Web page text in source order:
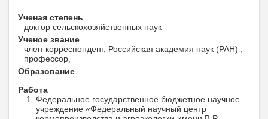
Ученая степень
доктор сельскохозяйственных наук
Ученое звание
член-корреспондент, Российская академия наук (РАН) ,
профессор,
Образование
Работа
Федеральное государственное бюджетное научное
учреждение «Федеральный научный центр